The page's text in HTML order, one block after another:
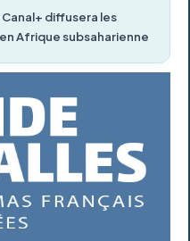
diffusera les
Afrique subsaharienne